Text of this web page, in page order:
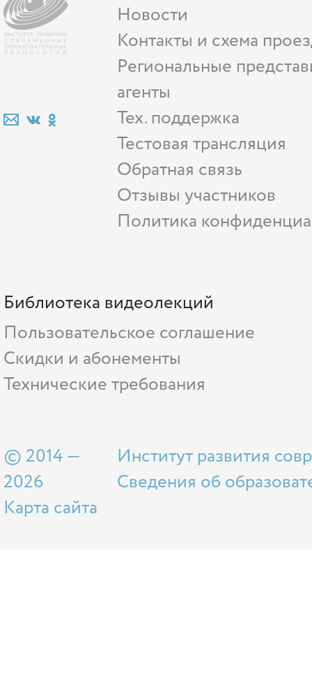
Новости
Контакты и схема
Региональные
агенты
Тех. поддержка
Тестовая трансляция
Обратная связь
Отзывы участников
Политика
Библиотека видеолекций
Пользовательское соглашение
Скидки и абонементы
Технические требования
© 2014 —
2026
Карта сайта
Институт развития
Сведения об